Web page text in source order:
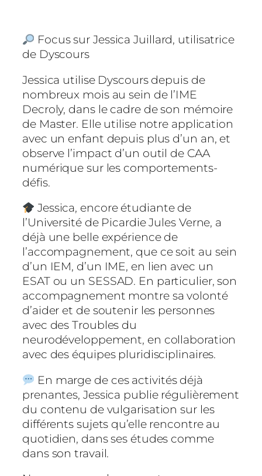
Focus sur Jessica Juillard, utilisatrice
de Dyscours
Jessica utilise Dyscours depuis de
nombreux mois au sein de l’IME
Decroly, dans le cadre de son mémoire
de Master. Elle utilise notre application
avec un enfant depuis plus d’un an, et
observe l’impact d’un outil de CAA
numérique sur les comportements-
défis.
Jessica, encore étudiante de
l’Université de Picardie Jules Verne, a
déjà une belle expérience de
l’accompagnement, que ce soit au sein
d’un IEM, d’un IME, en lien avec un
ESAT ou un SESSAD. En particulier, son
accompagnement montre sa volonté
d’aider et de soutenir les personnes
avec des Troubles du
neurodéveloppement, en collaboration
avec des équipes pluridisciplinaires.
En marge de ces activités déjà
prenantes, Jessica publie régulièrement
du contenu de vulgarisation sur les
différents sujets qu’elle rencontre au
quotidien, dans ses études comme
dans son travail.